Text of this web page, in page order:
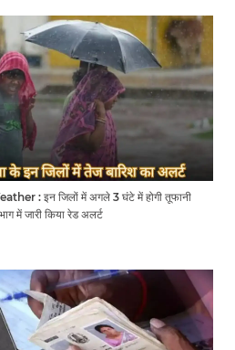
: इन जिलों में अगले 3 घंटे में होगी तूफानी
में जारी किया रेड अलर्ट